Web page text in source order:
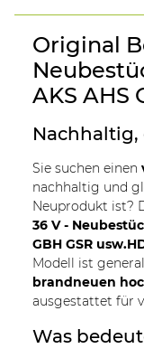
Original
AKS AHS
Sie suchen einen
nachhaltig und
Neuprodukt ist?
36 V -
GBH GSR
Modell ist
brandneuen
ausgestattet für
Was